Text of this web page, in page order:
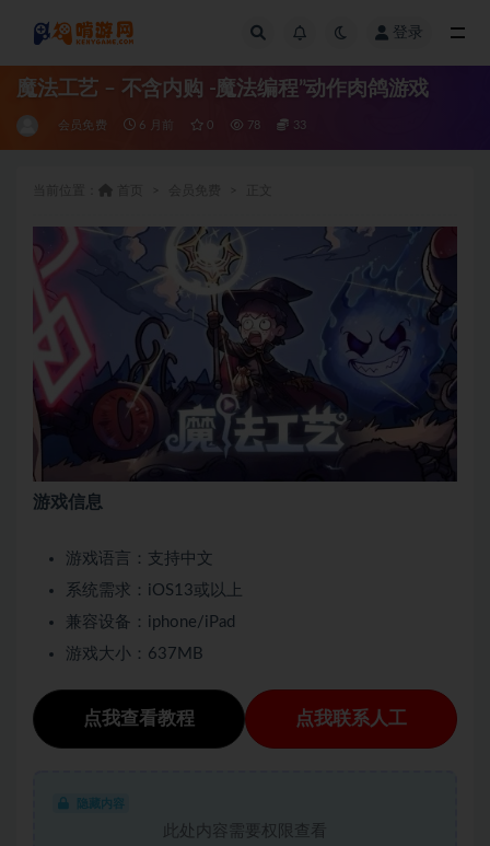
登录
魔法工艺 – 不含内购 -魔法编程”动作肉鸽游戏
会员免费 6 月前 0 78 33
游戏信息
游戏语言：支持中文
系统需求：iOS13或以上
兼容设备：iphone/iPad
游戏大小：637MB
点我查看教程 点我联系人工
隐藏内容
此处内容需要权限查看